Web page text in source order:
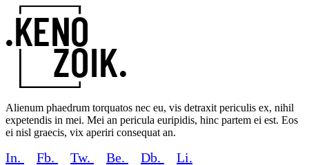
Alienum phaedrum torquatos nec eu, vis detraxit periculis ex, nihil
expetendis in mei. Mei an pericula euripidis, hinc partem ei est. Eos
ei nisl graecis, vix aperiri consequat an.
In. Fb. Tw. Be. Db. Li.